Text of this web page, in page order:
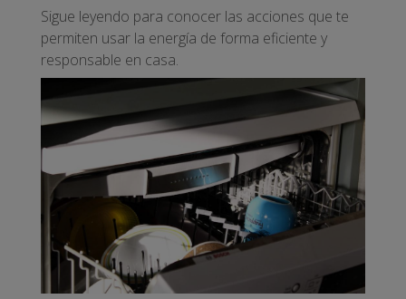
Sigue leyendo para conocer las acciones que te
permiten usar la energía de forma eficiente y
responsable en casa.